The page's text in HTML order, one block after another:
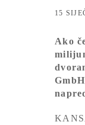
15
Ako